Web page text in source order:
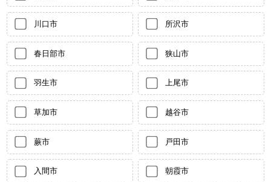
川口市 所沢市
春日部市 狭山市
羽生市 上尾市
草加市 越谷市
蕨市 戸田市
入間市 朝霞市